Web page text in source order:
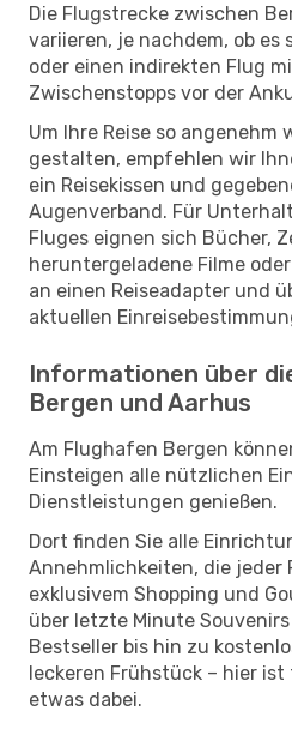
Die Flugstrecke zwischen
variieren, je nachdem, ob es
oder einen indirekten Flug
Zwischenstopps vor der
Um Ihre Reise so angenehm
gestalten, empfehlen wir
ein Reisekissen und
Augenverband. Für
Fluges eignen sich Bücher,
heruntergeladene Filme
an einen Reiseadapter und
aktuellen
Informationen über
Bergen und Aarhus
Am Flughafen Bergen
Einsteigen alle nützlichen
Dienstleistungen genießen.
Dort finden Sie alle
Annehmlichkeiten, die jeder
exklusivem Shopping und
über letzte Minute
Bestseller bis hin zu
leckeren Frühstück – hier
etwas dabei.